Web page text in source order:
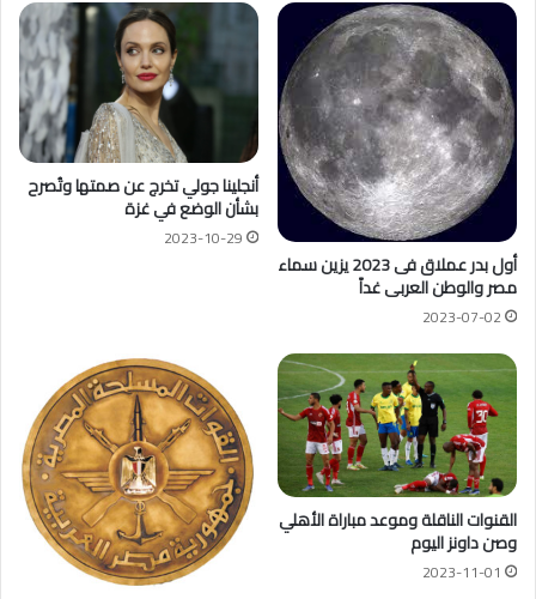
أول بدر عملاق فى 2023 يزين سماء
مصر والوطن العربى غداً
2023-07-02
أنجلينا جولي تخرج عن صمتها وتُصرح
بشأن الوضع في غزة
2023-10-29
القنوات الناقلة وموعد مباراة الأهلي
وصن داونز اليوم
2023-11-01